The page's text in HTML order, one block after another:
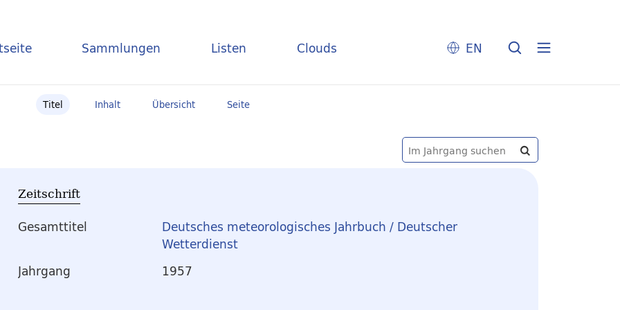
Sammlungen Listen Clouds EN
Titel Inhalt Übersicht Seite
Zeitschrift
Gesamttitel
Deutsches meteorologisches Jahrbuch / Deutscher
Wetterdienst
Jahrgang
1957